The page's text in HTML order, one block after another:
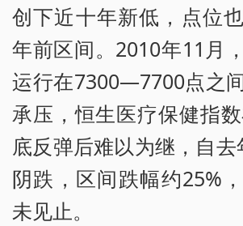
创下近十年新低，点位
年前区间。2010年11月
运行在7300—7700点之
承压，恒生医疗保健指
底反弹后难以为继，自
阴跌，区间跌幅约25%
未见止。